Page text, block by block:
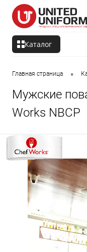
Каталог
Главная страница •
Мужские
Works NBCP